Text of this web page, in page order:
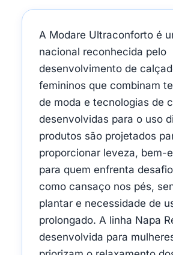
A Modare Ultraconforto é
nacional reconhecida pelo
desenvolvimento de
femininos que combinam
de moda e tecnologias de
desenvolvidas para o uso
produtos são projetados
proporcionar leveza, bem-
para quem enfrenta
como cansaço nos pés,
plantar e necessidade de
prolongado. A linha Napa
desenvolvida para